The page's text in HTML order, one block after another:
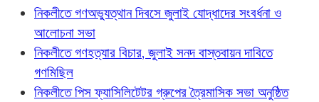
নিকলীতে গণঅভ্যুত্থান দিবসে জুলাই যোদ্ধাদের সংবর্ধনা ও
আলোচনা সভা
নিকলীতে গণহত্যার বিচার, জুলাই সনদ বাস্তবায়ন দাবিতে
গণমিছিল
নিকলীতে পিস ফ্যাসিলিটেটর গ্রুপের ত্রৈমাসিক সভা অনুষ্ঠিত